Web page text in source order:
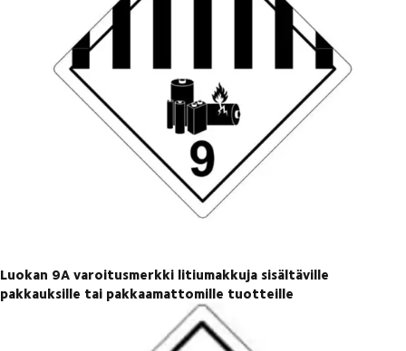
Luokan 9A varoitusmerkki litiumakkuja sisältäville
pakkauksille tai pakkaamattomille tuotteille